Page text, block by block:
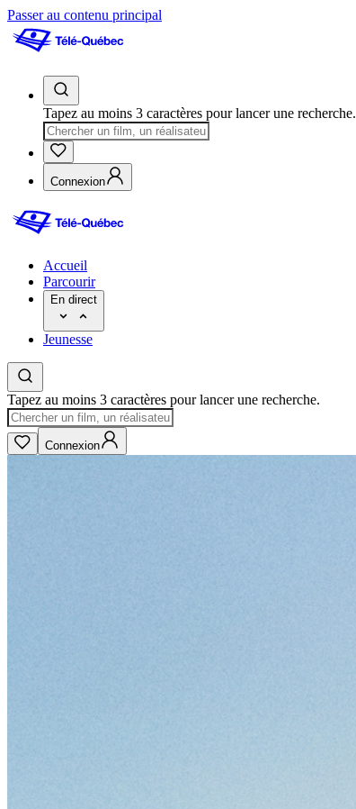
Passer au contenu principal
Tapez au moins 3 caractères pour lancer une recherche.
Connexion
Accueil
Parcourir
En direct
Jeunesse
Tapez au moins 3 caractères pour lancer une recherche.
Connexion